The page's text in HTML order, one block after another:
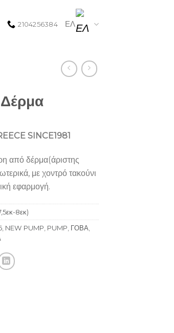
2104256384 ΕΛ
SINCE1981
από δέρμα(άριστης
με χοντρό τακούνι
εφαρμογή.
8εκ)
, NEW PUMP PUMP ΓΟΒΑ